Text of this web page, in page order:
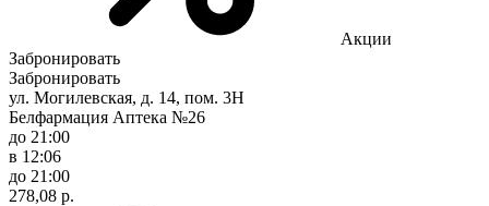
Акции
Забронировать
Забронировать
ул. Могилевская, д. 14, пом. 3Н
Белфармация Аптека №26
до 21:00
в 12:06
до 21:00
278,08 р.